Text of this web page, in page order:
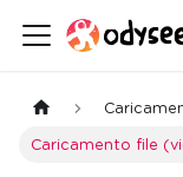
Caricamento file